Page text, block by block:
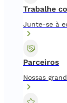
Trabalhe
Junte-se à
Parceiros
Nossas